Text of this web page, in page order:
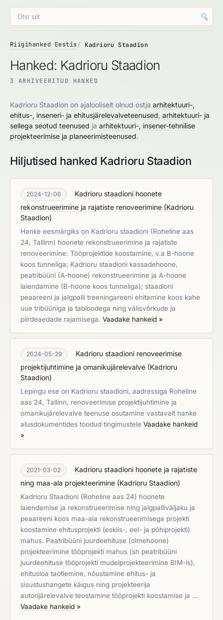
🔍
Riigihanked Eestis Kadrioru Staadion
Hanked: Kadrioru Staadion
3 ARHIVEERITUD HANKED
Kadrioru Staadion on ajalooliselt olnud ostja arhitektuuri-,
ehitus-, inseneri- ja ehitusjärelevalveteenused arhitektuuri- ja
sellega seotud teenused ja arhitektuuri-, insener-tehnilise
projekteerimise ja planeerimisteenused.
Hiljutised hanked Kadrioru Staadion
2024-12-06
Kadrioru staadioni hoonete
rekonstrueerimine ja rajatiste renoveerimine (Kadrioru
Staadion)
Hanke eesmärgiks on Kadrioru staadioni (Roheline aas
24, Tallinn) hoonete rekonstrueerimine ja rajatiste
renoveerimine: Tööprojektide koostamine, v.a B-hoone
koos tunneliga; Kadrioru staadioni kassadehoone,
peatribüüni (A-hoone) rekonstrueerimine ja A-hoone
laiendamine (B-hoone koos tunneliga); staadioni
peaareeni ja jalgpalli treeningareeni ehitamine koos kahe
uue tribüüniga ja tabloodega ning välisvõrkude ja
piirdeaedade rajamisega. Vaadake hankeid »
2024-05-29
Kadrioru staadioni renoveerimise
projektijuhtimine ja omanikujärelevalve (Kadrioru
Staadion)
Lepingu ese on Kadrioru staadioni, aadressiga Roheline
aas 24, Tallinn, renoveerimise projektijuhtimine ja
omanikujärelevalve teenuse osutamine vastavalt hanke
alusdokumentides toodud tingimustele Vaadake hankeid
»
2021-03-02
Kadrioru staadioni hoonete ja rajatiste
ning maa-ala projekteerimine (Kadrioru Staadion)
Kadrioru Staadioni (Roheline aas 24) hoonete
laiendamise ja rekonstrueerimise ning jalgpalliväljaku ja
peaareeni koos maa-ala rekonstrueerimisega projekti
koostamine ehitusprojekti (eskiis-, eel- ja põhiprojekti)
mahus. Peatribüüni juurdeehituse (olmehoone)
projekteerimine tööprojekti mahus (sh peatribüüni
juurdeehituse tööprojekti mudelprojekteerimine BIM-is),
ehitusloa taotlemine, nõustamine ehitus- ja
sisustushangete käigus ning projekteerija
autorijärelevalve teostamine tööprojekti koostamise ja …
Vaadake hankeid »